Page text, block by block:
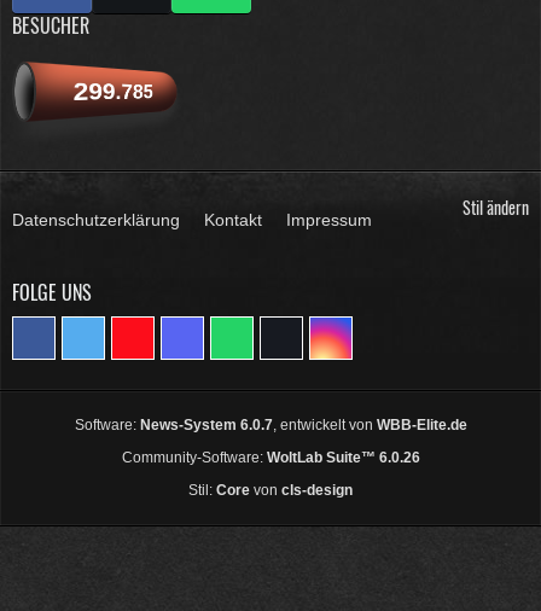
BESUCHER
299.785
Stil ändern
Datenschutzerklärung Kontakt Impressum
FOLGE UNS
Software: News-System 6.0.7, entwickelt von WBB-Elite.de
Community-Software: WoltLab Suite™ 6.0.26
Stil: Core von cls-design